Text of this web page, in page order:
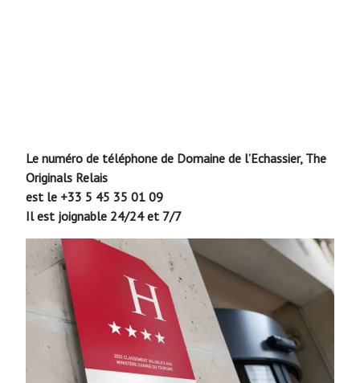
Le numéro de téléphone de Domaine de l’Echassier, The
Originals Relais
est le +33 5 45 35 01 09
Il est joignable 24/24 et 7/7